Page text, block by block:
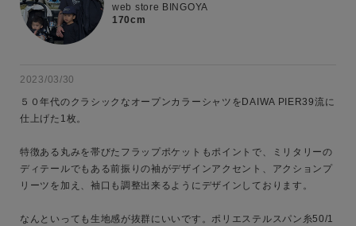
web store BINGOYA
170cm
2023/03/30
５０年代のクラシックなオープンカラーシャツをDAIWA PIER39流に
仕上げた1枚。
特徴ある丸みを帯びたフラップポケットもポイントで、ミリタリーの
ディテールでもある前振りの袖がデザインアクセント、アクションプ
リーツを加え、袖口も調整出来るようにデザインしております。
なんといっても生地感が抜群にいいです。ポリエステルスパン糸50/1